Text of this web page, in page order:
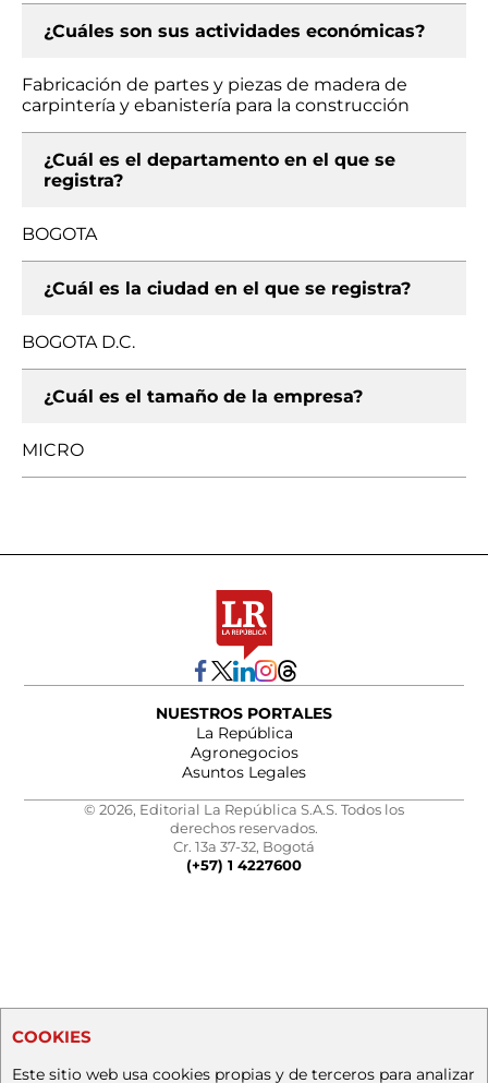
¿Cuáles son sus actividades económicas?
Fabricación de partes y piezas de madera de
carpintería y ebanistería para la construcción
¿Cuál es el departamento en el que se
registra?
BOGOTA
¿Cuál es la ciudad en el que se registra?
BOGOTA D.C.
¿Cuál es el tamaño de la empresa?
MICRO
NUESTROS PORTALES
La República
Agronegocios
Asuntos Legales
© 2026, Editorial La República S.A.S. Todos los
derechos reservados.
Cr. 13a 37-32, Bogotá
(+57) 1 4227600
COOKIES
Este sitio web usa cookies propias y de terceros para analizar